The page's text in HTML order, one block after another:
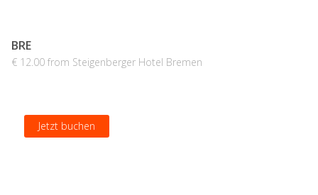
BRE
€ 12.00 from Steigenberger Hotel Bremen
Jetzt buchen